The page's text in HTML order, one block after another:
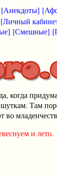
[Анекдоты]
[Личный
[Смешные]
когда
Там
и лето.